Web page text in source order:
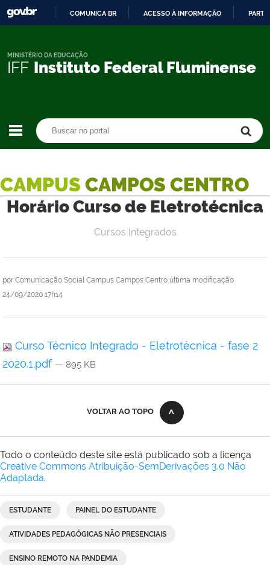
CONTEÚDO
COMUNICA BR ACESSO À INFORMAÇÃO
IFF Instituto Federal Fluminense
MINISTÉRIO DA EDUCAÇÃO
CAMPUS CAMPOS CENTRO
Horário Curso de Eletrotécnica
por Comunicação Social Campus Campos Centro última modificação
24/09/2020 17h14
Cursos Integrados
Curso Técnico Integrado - Eletrotécnica - fase 2
2020.1.pdf — 895 KB
VOLTAR AO TOPO
Todo o conteúdo deste site está publicado sob a licença
Creative Commons Atribuição-SemDerivações 3.0 Não
Adaptada.
ESTUDANTE PAINEL DO ESTUDANTE
ATIVIDADES PEDAGÓGICAS NÃO PRESENCIAIS
ENSINO REMOTO NA PANDEMIA